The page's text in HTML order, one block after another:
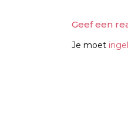
Geef een
Je moet